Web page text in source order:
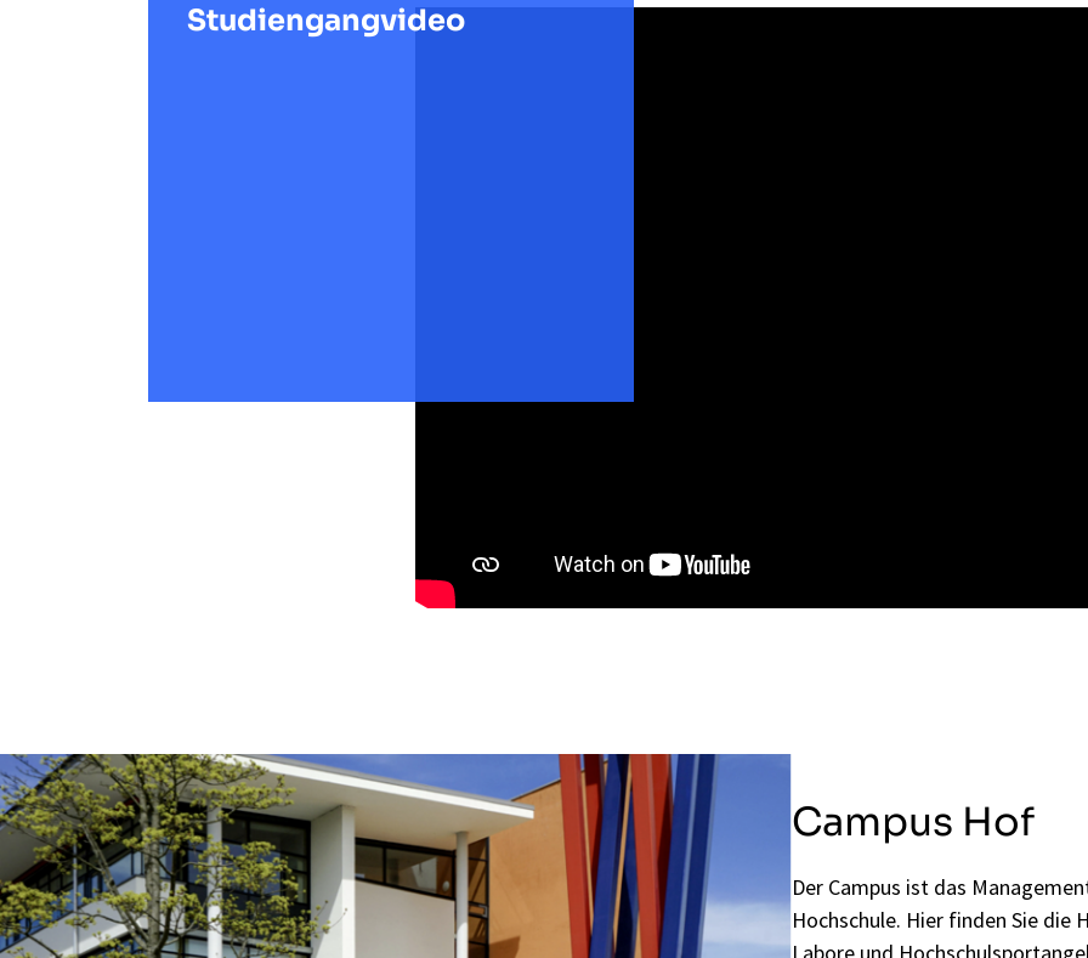
Studiengangvideo
Campus Hof
Der Campus ist das
Hochschule. Hier finden Sie die
Labore und